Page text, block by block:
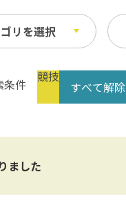
リを選択
ベント
設
条件 競技
すべて解除
ました